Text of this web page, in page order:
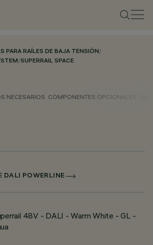
PARA RAÍLES DE BAJA TENSIÓN/
/SUPERRAIL SPACE
NECESARIOS COMPONENTES OPCIONALES
DALI POWERLINE
48V - DALI - Warm White - GL -